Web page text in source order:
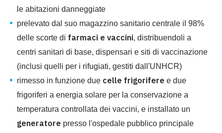
le abitazioni danneggiate
prelevato dal suo magazzino sanitario centrale il 98%
delle scorte di farmaci e vaccini, distribuendoli a
centri sanitari di base, dispensari e siti di vaccinazione
(inclusi quelli per i rifugiati, gestiti dall'UNHCR)
rimesso in funzione due celle frigorifere e due
frigoriferi a energia solare per la conservazione a
temperatura controllata dei vaccini, e installato un
generatore presso l'ospedale pubblico principale